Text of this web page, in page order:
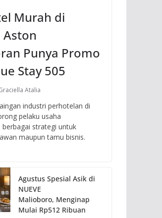
Murah di
Aston
Punya Promo
Stay 505
Atalia
industri perhotelan di
pelaku usaha
berbagai strategi untuk
maupun tamu bisnis.
Agustus Spesial Asik di
NUEVE
Malioboro, Menginap
Mulai Rp512 Ribuan